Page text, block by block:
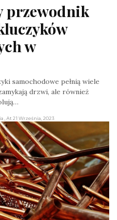
przewodnik
w
samochodowe pełnią wiele
drzwi, ale również
, At 21 Września, 2023